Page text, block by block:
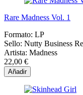
Rare Madness Vol. 1
Formato: LP
Sello: Nutty Business
Artista: Madness
22,00 €
Añadir